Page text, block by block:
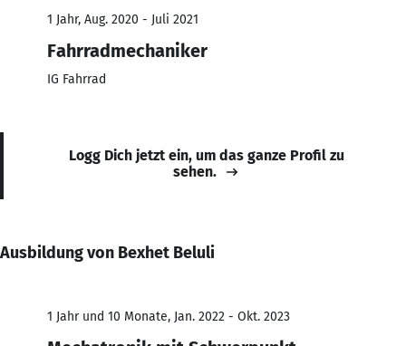
1 Jahr, Aug. 2020 - Juli 2021
Fahrradmechaniker
IG Fahrrad
Logg Dich jetzt ein, um das ganze Profil zu
sehen.
Ausbildung von Bexhet Beluli
1 Jahr und 10 Monate, Jan. 2022 - Okt. 2023